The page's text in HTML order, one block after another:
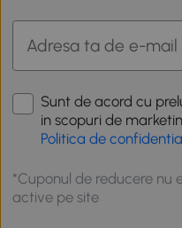
Sunt de acord cu
in scopuri de
Politica de
*Cuponul de reducere nu
active pe site